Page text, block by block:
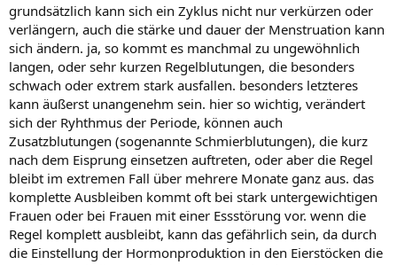
grundsätzlich kann sich ein Zyklus nicht nur verkürzen oder
verlängern, auch die stärke und dauer der Menstruation kann
sich ändern. ja, so kommt es manchmal zu ungewöhnlich
langen, oder sehr kurzen Regelblutungen, die besonders
schwach oder extrem stark ausfallen. besonders letzteres
kann äußerst unangenehm sein. hier so wichtig, verändert
sich der Ryhthmus der Periode, können auch
Zusatzblutungen (sogenannte Schmierblutungen), die kurz
nach dem Eisprung einsetzen auftreten, oder aber die Regel
bleibt im extremen Fall über mehrere Monate ganz aus. das
komplette Ausbleiben kommt oft bei stark untergewichtigen
Frauen oder bei Frauen mit einer Essstörung vor. wenn die
Regel komplett ausbleibt, kann das gefährlich sein, da durch
die Einstellung der Hormonproduktion in den Eierstöcken die